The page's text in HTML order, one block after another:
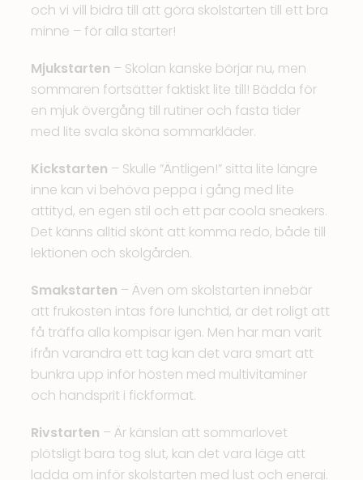
och vi vill bidra till att göra skolstarten till ett bra
minne – för alla starter!
Mjukstarten – Skolan kanske börjar nu, men
sommaren fortsätter faktiskt lite till! Bädda för
en mjuk övergång till rutiner och fasta tider
med lite svala sköna sommarkläder.
Kickstarten – Skulle ”Äntligen!” sitta lite längre
inne kan vi behöva peppa i gång med lite
attityd, en egen stil och ett par coola sneakers.
Det känns alltid skönt att komma redo, både till
lektionen och skolgården.
Smakstarten – Även om skolstarten innebär
att frukosten intas före lunchtid, är det roligt att
få träffa alla kompisar igen. Men har man varit
ifrån varandra ett tag kan det vara smart att
bunkra upp inför hösten med multivitaminer
och handsprit i fickformat.
Rivstarten – Är känslan att sommarlovet
plötsligt bara tog slut, kan det vara läge att
ladda om inför skolstarten med lust och energi.